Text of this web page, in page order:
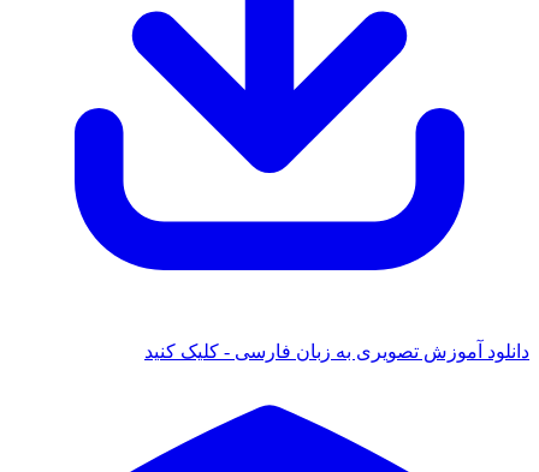
دانلود آموزش تصویری به زبان فارسی - کلیک کنید